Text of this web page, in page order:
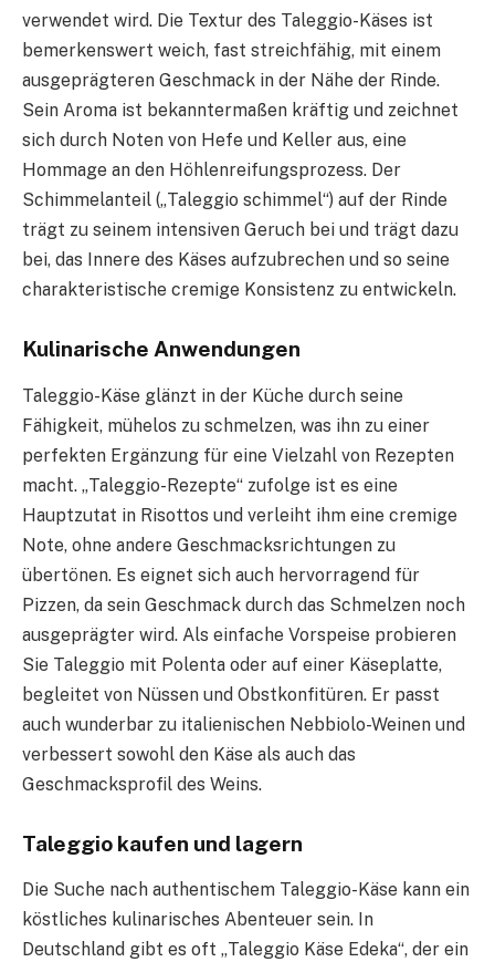
verwendet wird. Die Textur des Taleggio-Käses ist
bemerkenswert weich, fast streichfähig, mit einem
ausgeprägteren Geschmack in der Nähe der Rinde.
Sein Aroma ist bekanntermaßen kräftig und zeichnet
sich durch Noten von Hefe und Keller aus, eine
Hommage an den Höhlenreifungsprozess. Der
Schimmelanteil („Taleggio schimmel“) auf der Rinde
trägt zu seinem intensiven Geruch bei und trägt dazu
bei, das Innere des Käses aufzubrechen und so seine
charakteristische cremige Konsistenz zu entwickeln.
Kulinarische Anwendungen
Taleggio-Käse glänzt in der Küche durch seine
Fähigkeit, mühelos zu schmelzen, was ihn zu einer
perfekten Ergänzung für eine Vielzahl von Rezepten
macht. „Taleggio-Rezepte“ zufolge ist es eine
Hauptzutat in Risottos und verleiht ihm eine cremige
Note, ohne andere Geschmacksrichtungen zu
übertönen. Es eignet sich auch hervorragend für
Pizzen, da sein Geschmack durch das Schmelzen noch
ausgeprägter wird. Als einfache Vorspeise probieren
Sie Taleggio mit Polenta oder auf einer Käseplatte,
begleitet von Nüssen und Obstkonfitüren. Er passt
auch wunderbar zu italienischen Nebbiolo-Weinen und
verbessert sowohl den Käse als auch das
Geschmacksprofil des Weins.
Taleggio kaufen und lagern
Die Suche nach authentischem Taleggio-Käse kann ein
köstliches kulinarisches Abenteuer sein. In
Deutschland gibt es oft „Taleggio Käse Edeka“, der ein